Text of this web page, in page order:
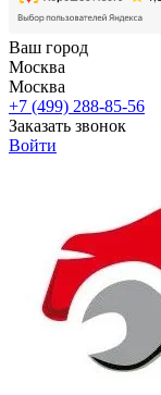
Ваш город
Москва
Москва
+7 (499) 288-85-56
Заказать звонок
Войти